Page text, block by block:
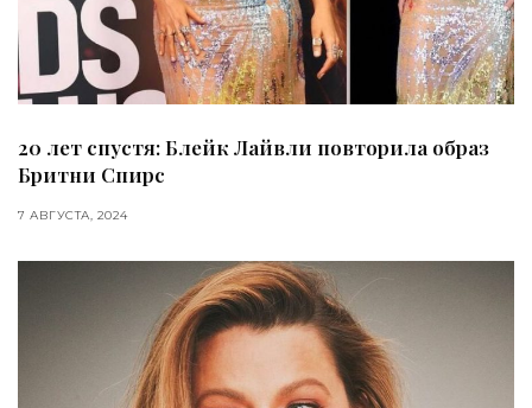
20 лет спустя: Блейк Лайвли повторила образ
Бритни Спирс
7 АВГУСТА, 2024